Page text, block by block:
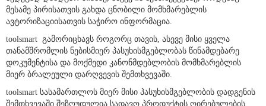
შედეგად დამდგარ ზიანზე, ასევე იმ შემთხვევებზე, როდესაც
მესამე პირისათვის გახდა ცნობილი მომხმარებლის
ავტორიზაციისათვის საჭირო ინფორმაცია.
toolsmart გამორიცხავს როგორც თავის, ასევე მისი ყველა
თანამშრომლის ნებისმიერ პასუხისმგებლობას წინამდებარე
დოკუმენტისა და მოქმედი კანონმდებლობის მომხმარებლის
მიერ ბრალეული დარღვევის შემთხვევაში.
toolsmart სასამართლოს მიერ მისი პასუხისმგებლობის დადგენის